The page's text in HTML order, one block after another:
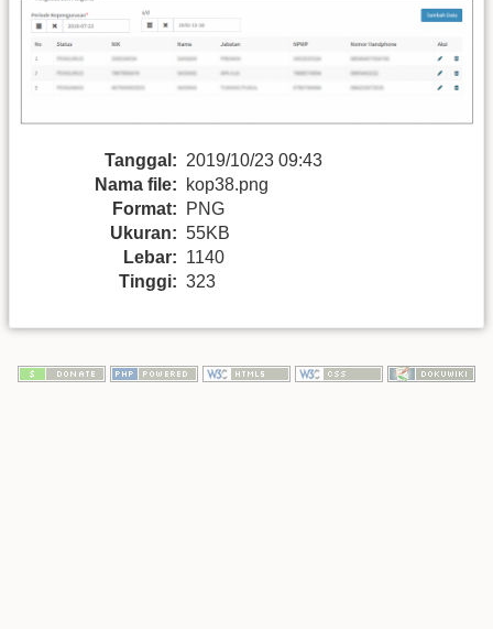
Tanggal: 2019/10/23 09:43
Nama file:
kop38.png
Format:
PNG
Ukuran: 55KB
Lebar: 1140
Tinggi: 323